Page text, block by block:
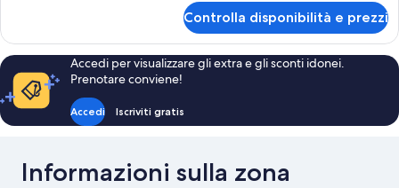
Doppia
(Piccola)
Controlla disponibilità e prezzi
Accedi per visualizzare gli extra e gli sconti idonei.
Prenotare conviene!
Accedi Iscriviti gratis
Informazioni sulla zona